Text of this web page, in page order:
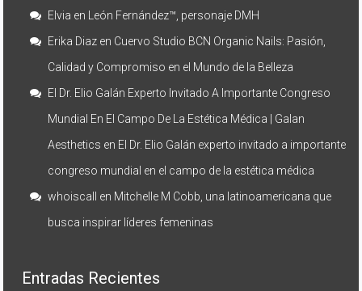
Elvia en
León Fernández™, personaje DMH
Erika Diaz en Cuervo Studio BCN Organic Nails: Pasión,
Calidad y Compromiso en el Mundo de la Belleza
El Dr. Elio Galán Experto Invitado A Importante Congreso
Mundial En El Campo De La Estética Médica | Galan
Aesthetics en El Dr. Elio Galán experto invitado a importante
congreso mundial en el campo de la estética médica
whoiscall
en Mitchelle M Cobb, una latinoamericana que
busca inspirar líderes femeninas
Entradas Recientes